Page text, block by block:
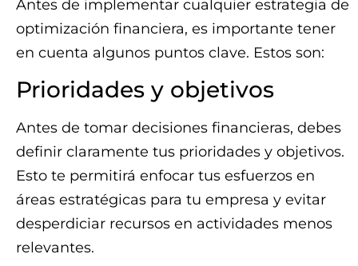
Antes de implementar cualquier estrategia de
optimización financiera, es importante tener
en cuenta algunos puntos clave. Estos son:
Prioridades y objetivos
Antes de tomar decisiones financieras, debes
definir claramente tus prioridades y objetivos.
Esto te permitirá enfocar tus esfuerzos en
áreas estratégicas para tu empresa y evitar
desperdiciar recursos en actividades menos
relevantes.